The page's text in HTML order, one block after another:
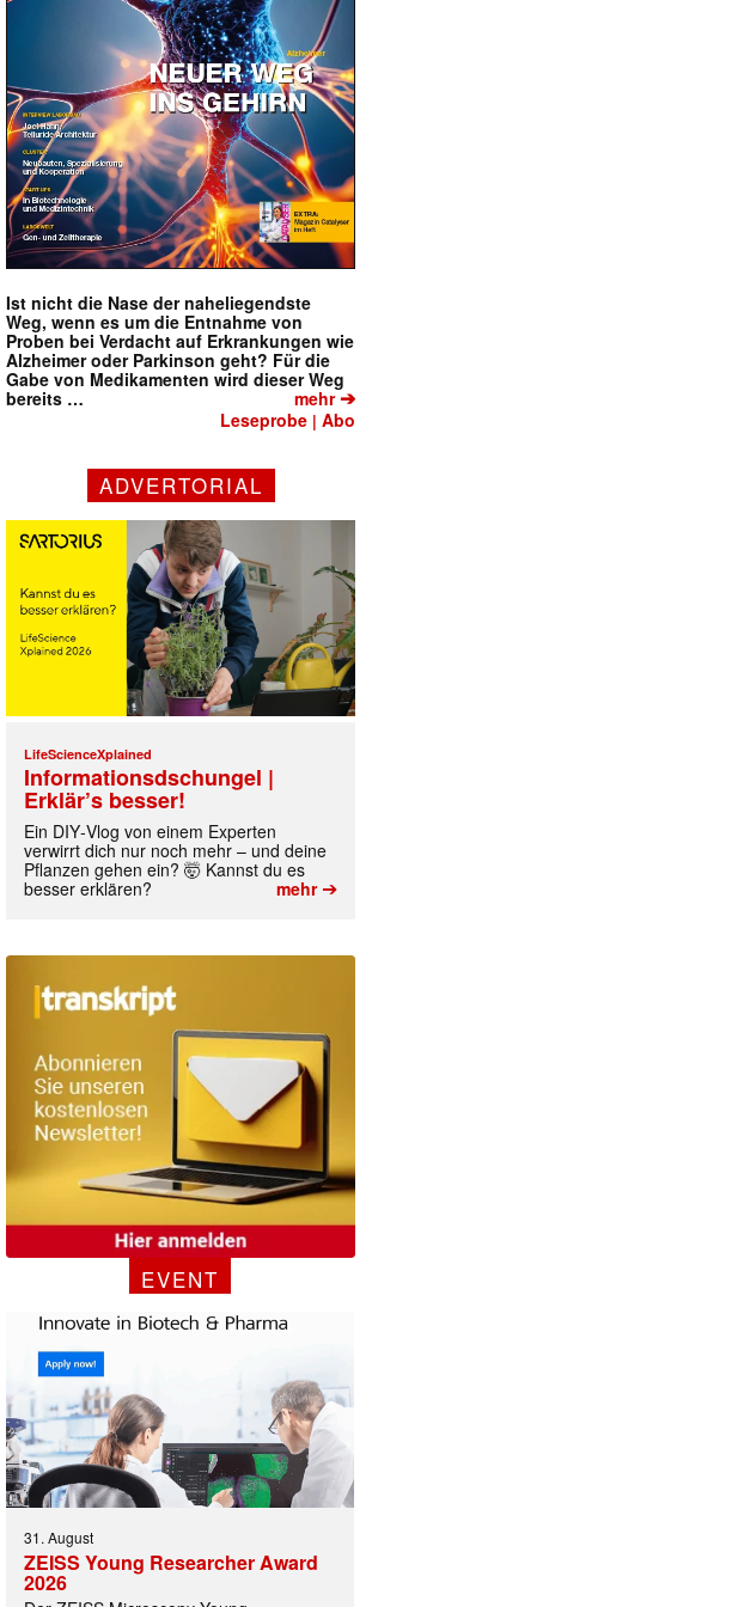
aktuell informiert.
Ist nicht die Nase der naheliegendste
Weg, wenn es um die Entnahme von
Proben bei Verdacht auf Erkrankungen wie
Alzheimer oder Parkinson geht? Für die
Gabe von Medikamenten wird dieser Weg
bereits …
mehr➔
Leseprobe |Abo
ADVERTORIAL
LifeScienceXplained
Informationsdschungel |
Erklär’s besser!
Ein DIY‑Vlog von einem Experten
verwirrt dich nur noch mehr – und deine
Pflanzen gehen ein? 🤯 Kannst du es
besser erklären?
mehr➔
EVENT
31. August
ZEISS Young Researcher Award
2026